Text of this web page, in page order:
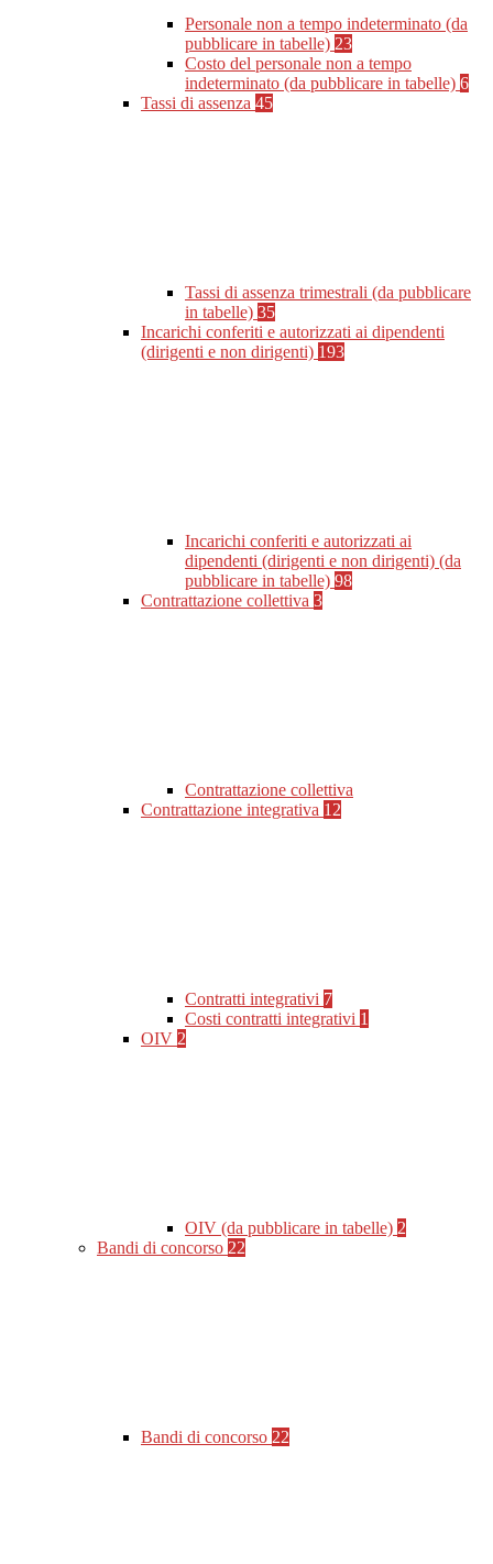
Personale non a tempo indeterminato (da
pubblicare in tabelle) 23
Costo del personale non a tempo
indeterminato (da pubblicare in tabelle) 6
Tassi di assenza 45
Tassi di assenza trimestrali (da pubblicare
in tabelle) 35
Incarichi conferiti e autorizzati ai dipendenti
(dirigenti e non dirigenti) 193
Incarichi conferiti e autorizzati ai
dipendenti (dirigenti e non dirigenti) (da
pubblicare in tabelle) 98
Contrattazione collettiva 3
Contrattazione collettiva
Contrattazione integrativa 12
Contratti integrativi 7
Costi contratti integrativi 1
OIV 2
OIV (da pubblicare in tabelle) 2
Bandi di concorso 22
Bandi di concorso 22